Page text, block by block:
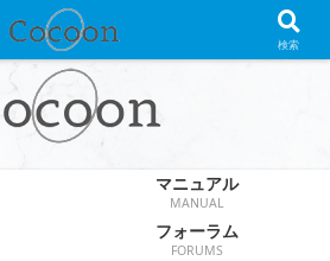
WordPress無料テーマ
マニュアル
MANUAL
フォーラム
FORUMS
検索